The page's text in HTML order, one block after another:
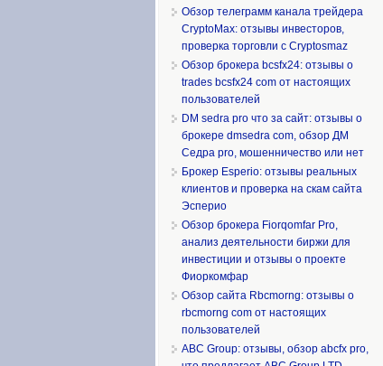
Обзор телеграмм канала трейдера
CryptoMax: отзывы инвесторов,
проверка торговли с Cryptosmaz
Обзор брокера bcsfx24: отзывы о
trades bcsfx24 com от настоящих
пользователей
DM sedra pro что за сайт: отзывы о
брокере dmsedra com, обзор ДМ
Седра pro, мошенничество или нет
Брокер Esperio: отзывы реальных
клиентов и проверка на скам сайта
Эсперио
Обзор брокера Fiorqomfar Pro,
анализ деятельности биржи для
инвестиции и отзывы о проекте
Фиоркомфар
Обзор сайта Rbcmorng: отзывы о
rbcmorng com от настоящих
пользователей
ABC Group: отзывы, обзор abcfx pro,